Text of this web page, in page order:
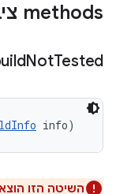
‫methods ציבוריים
NotTested
info)
השיטה הזו